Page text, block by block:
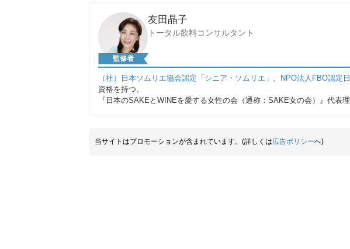
監修者
友田晶子
トータル飲料コンサルタント
（社）日本ソムリエ協会認定「シニア・ソムリエ」 NPO法人FBO認定
資格を持つ。
『日本のSAKEとWINEを愛する女性の会（通称：SAKE女の会）』代表理
当サイトはプロモーションが含まれています。(詳しくは広告ポリシーへ)